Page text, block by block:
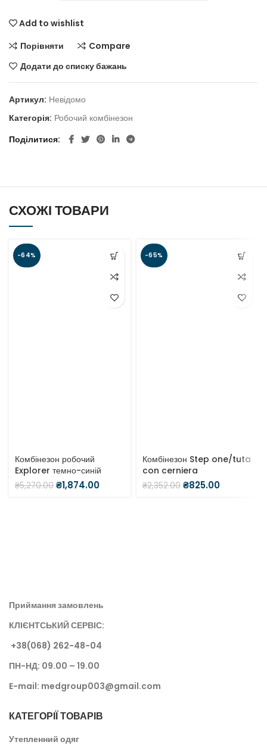
Add to wishlist
Порівняти
Compare
Додати до списку бажань
Артикул: Невідомо
Категорія: Робочий комбінезон
Поділитися
СХОЖІ ТОВАРИ
-64%
Комбінезон робочий
Explorer темно-синій
₴5,270.00 ₴1,874.00
-65%
Комбінезон Step one/tuta
con cerniera
₴2,352.00 ₴825.00
Приймання замовлень
КЛІЄНТСЬКИЙ СЕРВІС:
+38(068) 262-48-04
ПН-НД: 09.00 – 19.00
E-mail: medgroup003@gmail.com
КАТЕГОРІЇ ТОВАРІВ
Утепленний одяг